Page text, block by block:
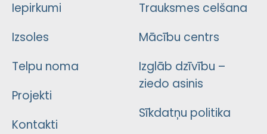
Iepirkumi
Izsoles
Telpu noma
Projekti
Kontakti
Trauksmes celšana
Mācību centrs
Izglāb dzīvību –
ziedo asinis
Sīkdatņu politika